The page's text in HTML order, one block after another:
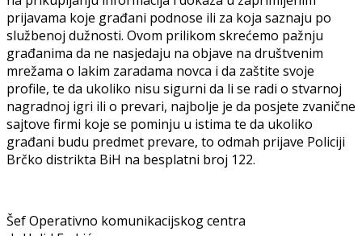
prijavama koje građani podnose ili za koja saznaju po
službenoj dužnosti. Ovom prilikom skrećemo pažnju
građanima da ne nasjedaju na objave na društvenim
mrežama o lakim zaradama novca i da zaštite svoje
profile, te da ukoliko nisu sigurni da li se radi o stvarnoj
nagradnoj igri ili o prevari, najbolje je da posjete zvanične
sajtove firmi koje se pominju u istima te da ukoliko
građani budu predmet prevare, to odmah prijave Policiji
Brčko distrikta BiH na besplatni broj 122.
Šef Operativno komunikacijskog centra